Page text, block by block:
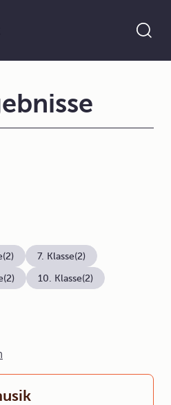
(2) 7. Klasse(2)
(2) 10. Klasse(2)